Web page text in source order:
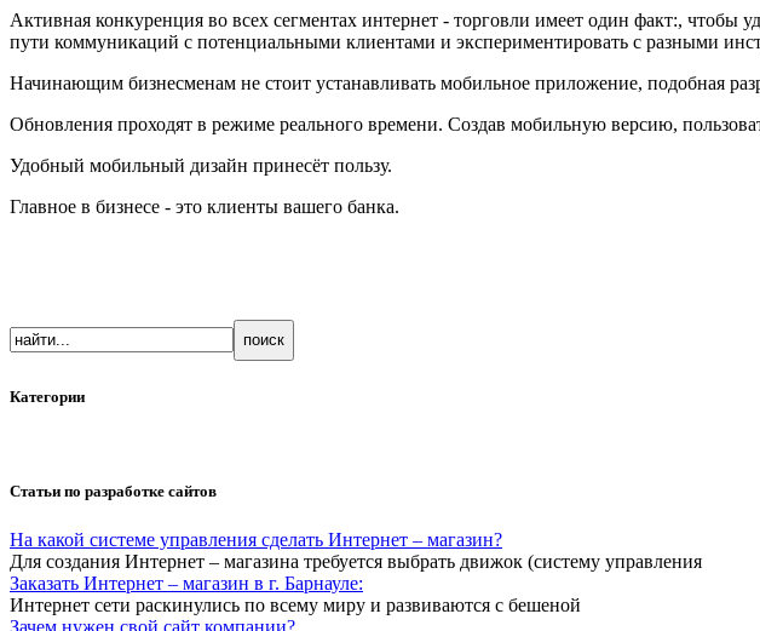
Активная конкуренция во всех сегментах интернет - торговли имеет один факт:, чтобы
пути коммуникаций с потенциальными клиентами и экспериментировать с разными
Начинающим бизнесменам не стоит устанавливать мобильное приложение, подобная
Обновления проходят в режиме реального времени. Создав мобильную версию,
Удобный мобильный дизайн принесёт пользу.
Главное в бизнесе - это клиенты вашего банка.
Категории
Статьи по разработке сайтов
На какой системе управления сделать Интернет – магазин?
Для создания Интернет – магазина требуется выбрать движок (систему управления
Заказать Интернет – магазин в г. Барнауле:
Интернет сети раскинулись по всему миру и развиваются с бешеной
Зачем нужен свой сайт компании?